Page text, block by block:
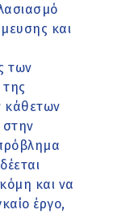
και
των
της
κάθετων
και να
έργο,